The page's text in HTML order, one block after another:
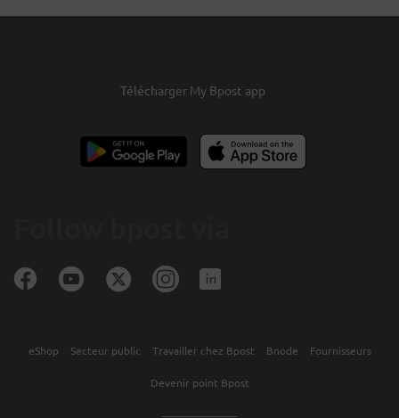
Télécharger My Bpost app
eShop Secteur public Travailler chez Bpost Bnode Fournisseurs
Devenir point Bpost